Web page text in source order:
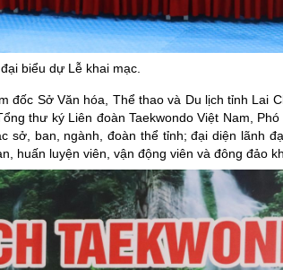
Giảm
Đưa nghị
Bầu cử
Đại hội
Gia đình
An toàn
Thông
Người
Điểm báo
biểu dự Lễ khai mạc.
đốc Sở Văn hóa, Thể thao và Du lịch tỉnh Lai
thư ký Liên đoàn Taekwondo Việt Nam,
sở, ban, ngành, đoàn thể tỉnh; đại diện lãnh
huấn luyện viên, vận động viên và đông đảo